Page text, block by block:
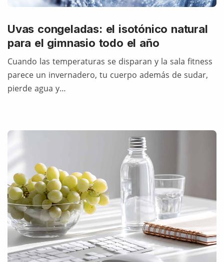
Uvas congeladas: el isotónico natural
para el gimnasio todo el año
Cuando las temperaturas se disparan y la sala fitness
parece un invernadero, tu cuerpo además de sudar,
pierde agua y…